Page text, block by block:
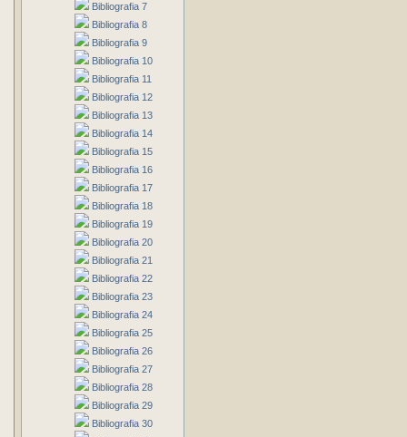
Bibliografia 7
Bibliografia 8
Bibliografia 9
Bibliografia 10
Bibliografia 11
Bibliografia 12
Bibliografia 13
Bibliografia 14
Bibliografia 15
Bibliografia 16
Bibliografia 17
Bibliografia 18
Bibliografia 19
Bibliografia 20
Bibliografia 21
Bibliografia 22
Bibliografia 23
Bibliografia 24
Bibliografia 25
Bibliografia 26
Bibliografia 27
Bibliografia 28
Bibliografia 29
Bibliografia 30